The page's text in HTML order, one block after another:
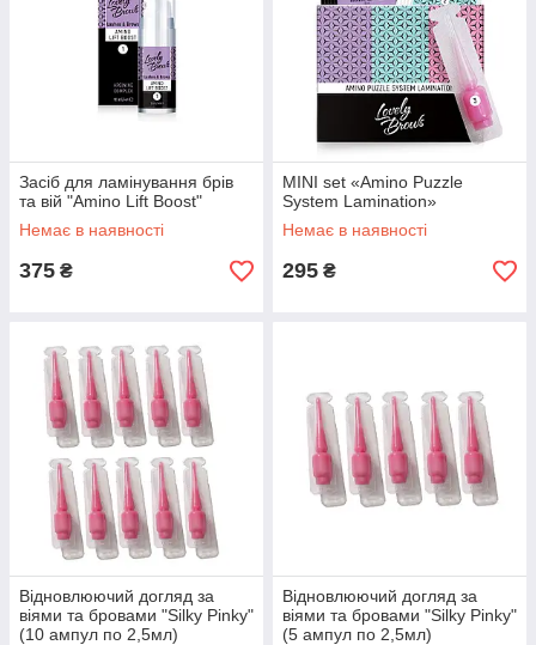
Засіб для ламінування брів
та вій "Amino Lift Boost"
Немає в наявності
375 ₴
MINI set «Amino Puzzle
System Lamination»
Немає в наявності
295 ₴
Відновлюючий догляд за
віями та бровами "Silky Pinky"
(10 ампул по 2,5мл)
Відновлюючий догляд за
віями та бровами "Silky Pinky"
(5 ампул по 2,5мл)